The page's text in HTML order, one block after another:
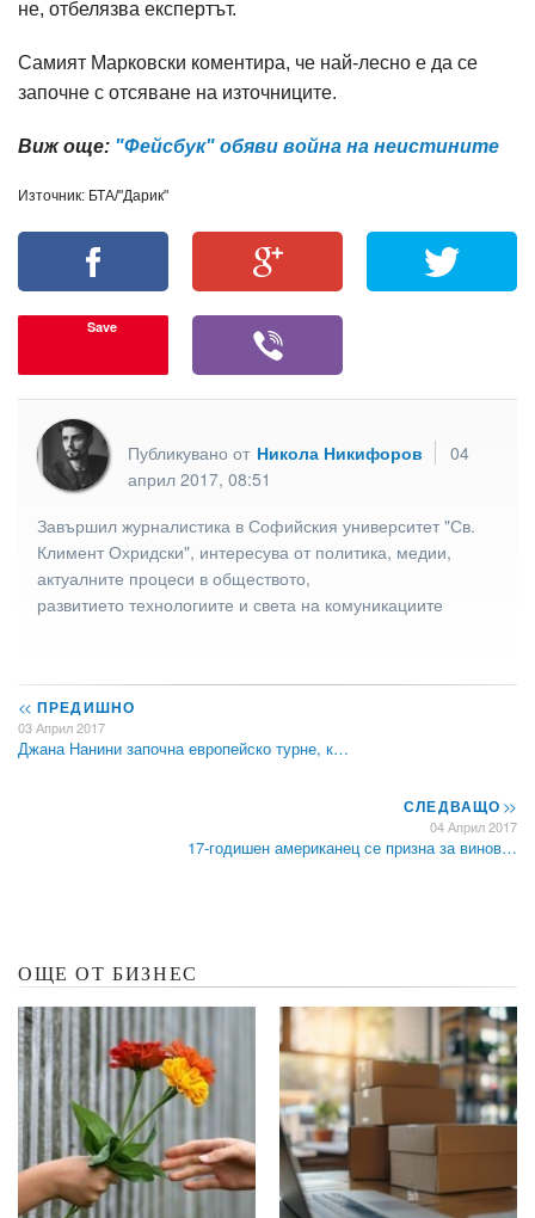
не, отбелязва експертът.
Самият Марковски коментира, че най-лесно е да се
започне с отсяване на източниците.
Виж още: "Фейсбук" обяви война на неистините
Източник: БТА/"Дарик"
Save
Публикувано от Никола Никифоров
04
април 2017, 08:51
Завършил журналистика в Софийския университет "Св.
Климент Охридски", интересува от политика, медии,
актуалните процеси в обществото,
развитието технологиите и света на комуникациите
<< ПРЕДИШНО
03 Април 2017
Джана Нанини започна европейско турне, к…
СЛЕДВАЩО>>
04 Април 2017
17-годишен американец се призна за винов…
ОЩЕ ОТ БИЗНЕС